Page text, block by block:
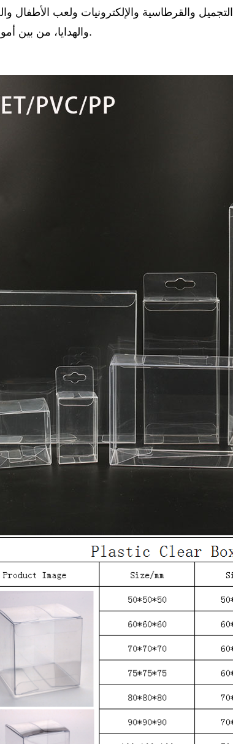
والقرطاسية والإلكترونيات ولعب الأطفال
والهدايا،من بين أمور أخرى.